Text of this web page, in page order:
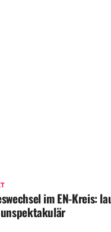
im EN-Kreis: